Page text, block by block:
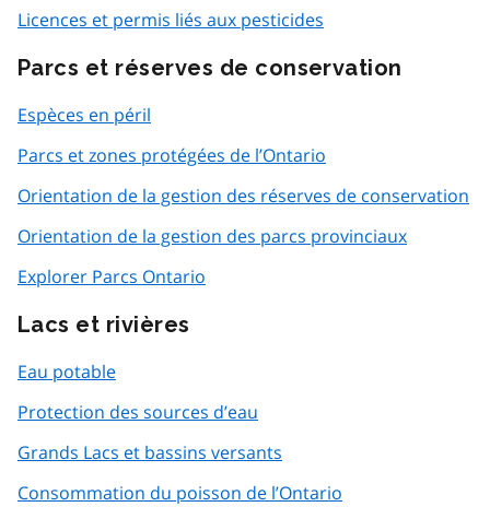
Licences et permis liés aux pesticides
Parcs et réserves de conservation
Espèces en péril
Parcs et zones protégées de l’Ontario
Orientation de la gestion des réserves de conservation
Orientation de la gestion des parcs provinciaux
Explorer Parcs Ontario
Lacs et rivières
Eau potable
Protection des sources d’eau
Grands Lacs et bassins versants
Consommation du poisson de l’Ontario